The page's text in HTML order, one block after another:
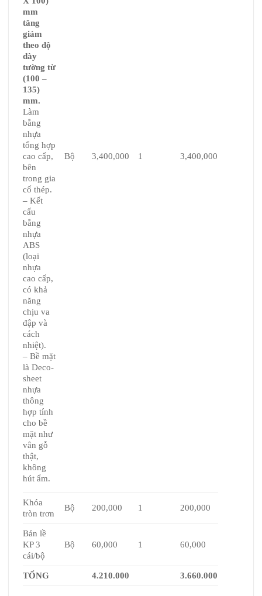
mm
tăng
giảm
theo độ
dày
tường từ
(100 –
135)
mm.
Làm
bằng
nhựa
tổng hợp
cao cấp,
bên
trong gia
cố thép.
– Kết
cấu
bằng
nhựa
ABS
(loại
nhựa
cao cấp,
có khả
năng
chịu va
đập và
cách
nhiệt).
– Bề mặt
là Deco-
sheet
nhựa
thông
hợp tính
cho bề
mặt như
vân gỗ
thật,
không
hút ẩm.
Bộ 3,400,000 1 3,400,000
Khóa
tròn trơn
Bộ 200,000 1 200,000
Bản lề
KP 3
cái/bộ
Bộ 60,000 1 60,000
TỔNG 4.210.000 3.660.000